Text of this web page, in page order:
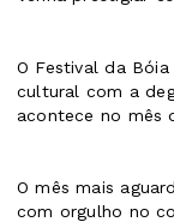
O Festival da
cultural com a
acontece no mês
O mês mais
com orgulho no